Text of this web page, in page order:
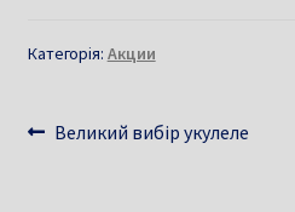
Категорія: Акции
Навігація
Попередні
Великий вибір укулеле